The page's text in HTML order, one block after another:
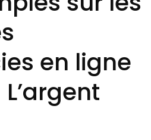
en ligne